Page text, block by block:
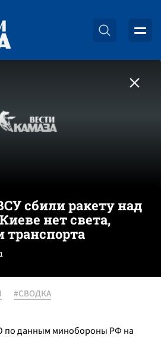
сбили ракету над
нет света,
транспорта
1
#СВОДКА
по данным минобороны РФ на